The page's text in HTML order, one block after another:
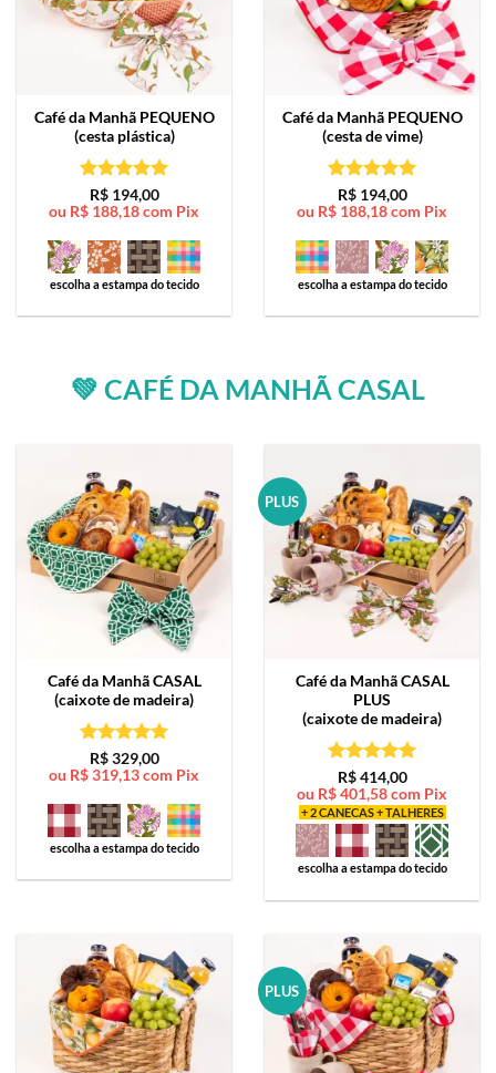
Café da Manhã PEQUENO
(cesta plástica)
Avaliação5
de 5
R$194,00
ou R$ 188,18com Pix
escolha a estampa do tecido
Café da Manhã PEQUENO
(cesta de vime)
Avaliação5
de 5
R$194,00
ou R$ 188,18com Pix
escolha a estampa do tecido
💚 CAFÉ DA MANHÃ CASAL
Café da ManhãCASAL
(caixote de madeira)
Avaliação5
de 5
R$329,00
ou R$319,13com Pix
escolha a estampa do tecido
PLUS
Café da ManhãCASAL
PLUS
(caixote de madeira)
Avaliação5
de 5
R$414,00
ou R$401,58com Pix
+ 2 CANECAS + TALHERES
escolha a estampa do tecido
PLUS